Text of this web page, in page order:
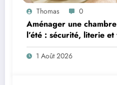
Thomas 0
Aménager une
l’été : sécurité, literie
1 Août 2026